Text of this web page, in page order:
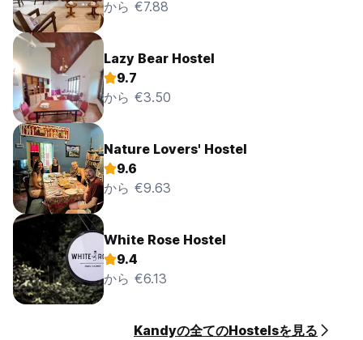
から €7.88
Lazy Bear Hostel
9.7
から €3.50
Nature Lovers' Hostel
9.6
から €9.63
White Rose Hostel
9.4
から €6.13
Kandyの全てのHostelsを見る